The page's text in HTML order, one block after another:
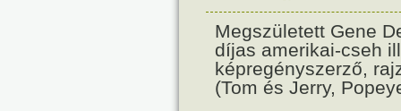
Megszületett Gene
díjas amerikai-cseh
képregényszerző,
(Tom és Jerry,